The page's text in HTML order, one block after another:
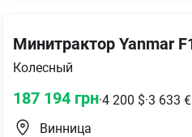
Минитрактор Yanmar
Колесный
187 194 грн·4 200 $·3 633 €
Винница